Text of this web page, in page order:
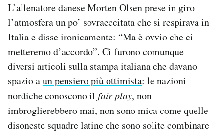
L’allenatore danese Morten Olsen prese in giro
l’atmosfera un po’ sovraeccitata che si respirava in
Italia e disse ironicamente: “Ma è ovvio che ci
metteremo d’accordo”. Ci furono comunque
diversi articoli sulla stampa italiana che davano
spazio aun pensiero più ottimista: le nazioni
nordiche conoscono il fair play, non
imbroglierebbero mai, non sono mica come quelle
disoneste squadre latine che sono solite combinare